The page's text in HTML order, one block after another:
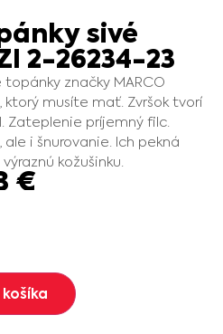
sivé
2-26234-23
značky MARCO
ktorý musíte mať. Zvršok tvorí
Zateplenie príjemný filc.
i šnurovanie. Ich pekná
kožušinku.
€